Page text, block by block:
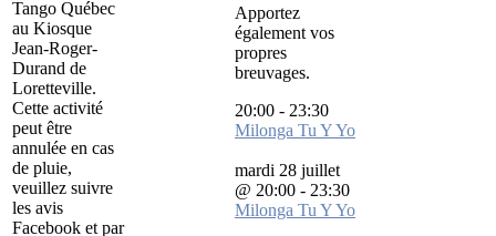
Tango Québec
au Kiosque
Jean-Roger-
Durand de
Loretteville.
Cette activité
peut être
annulée en cas
de pluie,
veuillez suivre
les avis
Facebook et par
Apportez
également vos
propres
breuvages.
20:00 - 23:30
Milonga Tu Y Yo
mardi 28 juillet
@ 20:00 - 23:30
Milonga Tu Y Yo